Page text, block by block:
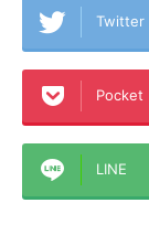
Twitter
Pocket
LINE